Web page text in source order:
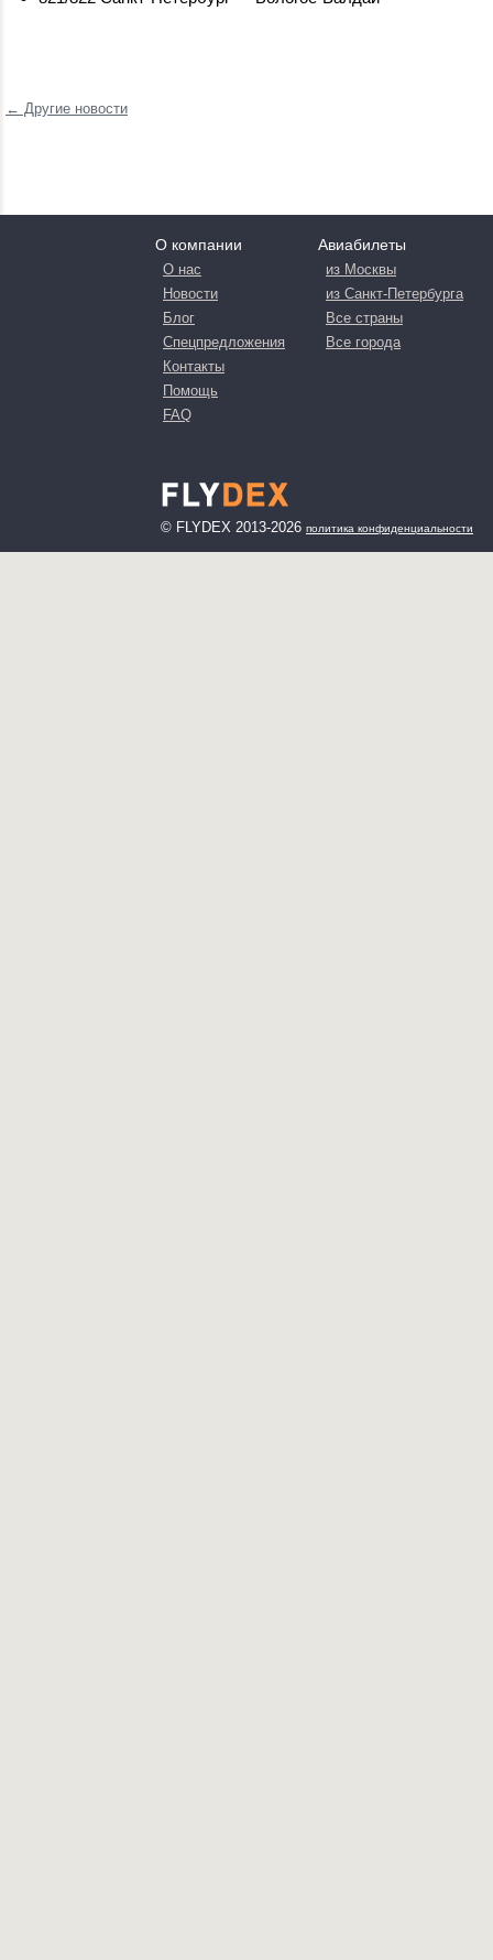
← Другие новости
О компании
О нас
Новости
Блог
Спецпредложения
Контакты
Помощь
FAQ
Авиабилеты
из Москвы
из Санкт-Петербурга
Все страны
Все города
© FLYDEX 2013-2026 политика конфиденциальности